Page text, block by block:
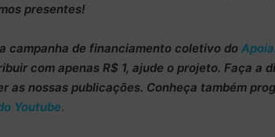
presentes!
campanha de financiamento coletivo do
com apenas R$ 1, ajude o projeto. Faça a
as nossas publicações. Conheça também
Youtube.